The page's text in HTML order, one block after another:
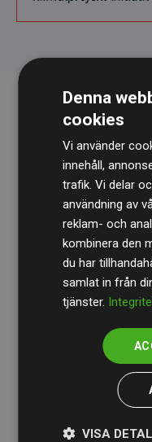
RevisionsbyrånBDO
beräkningar och vår
transparens och
Deras granskning
de beräknade CO₂-
arbetssätt ger
Denna
cookies
Vi använder
innehåll,
trafik. Vi delar
användning av
reklam- och
kombinera den
du har
samlat in från
tjänster.
VISA